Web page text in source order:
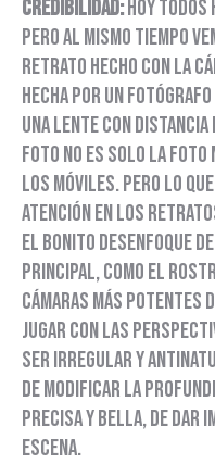
credibilidad:Hoy
pero al mismo tiempo
retrato hecho con la
hecha por un
una lente con distancia
foto no es solo la foto
los móviles. Pero lo
atención en los
el bonito desenfoque
principal, como el
cámaras más potentes
jugar con las
ser irregular y
de modificar la
precisa y bella, de dar
escena.